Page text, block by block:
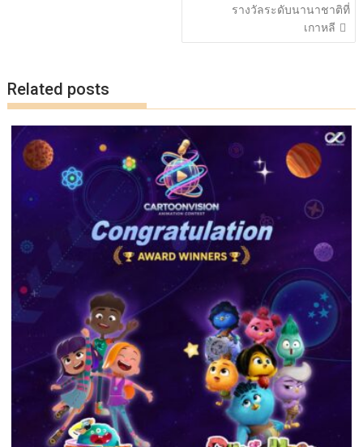
รางวัลระดับนานาชาติที่
เกาหลี
Related posts